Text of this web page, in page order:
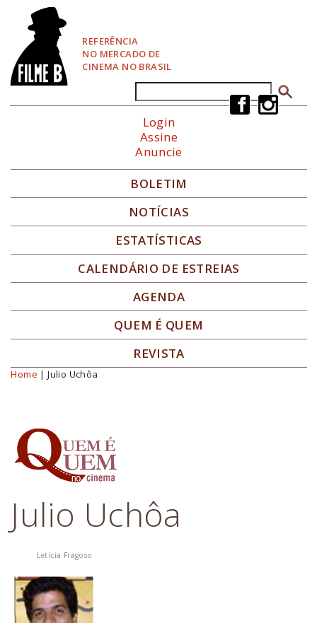
REFERÊNCIA
NO MERCADO DE
CINEMA NO BRASIL
Formulário de busca
Login
Assine
Anuncie
BOLETIM
NOTÍCIAS
ESTATÍSTICAS
CALENDÁRIO DE ESTREIAS
AGENDA
QUEM É QUEM
REVISTA
Você está aqui
Home | Julio Uchôa
Julio Uchôa
Letícia Fragoso